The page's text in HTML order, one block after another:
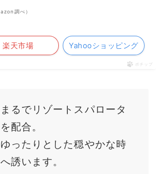
調べ）
楽天市場 Yahooショッピング
ポチップ
るでリゾートスパロータ
配合。
ったりとした穏やかな時
誘います。